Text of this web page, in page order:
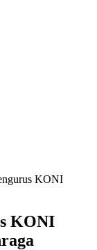
KONI
KONI